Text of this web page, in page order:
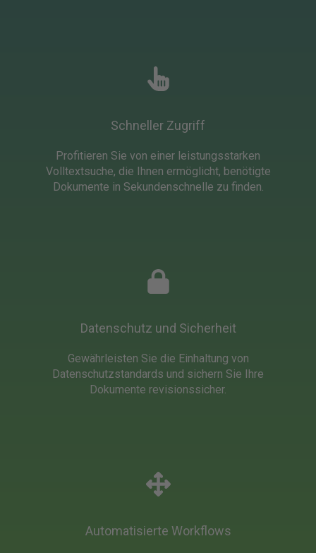
Schneller Zugriff
Profitieren Sie von einer leistungsstarken
Volltextsuche, die Ihnen ermöglicht, benötigte
Dokumente in Sekundenschnelle zu finden.
Datenschutz und Sicherheit
Gewährleisten Sie die Einhaltung von
Datenschutzstandards und sichern Sie Ihre
Dokumente revisionssicher.
Automatisierte Workflows